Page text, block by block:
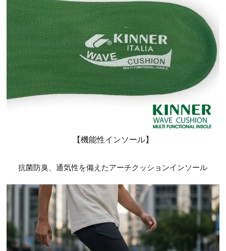
【機能性インソール】
抗菌防臭、通気性を備えたアーチクッションインソール